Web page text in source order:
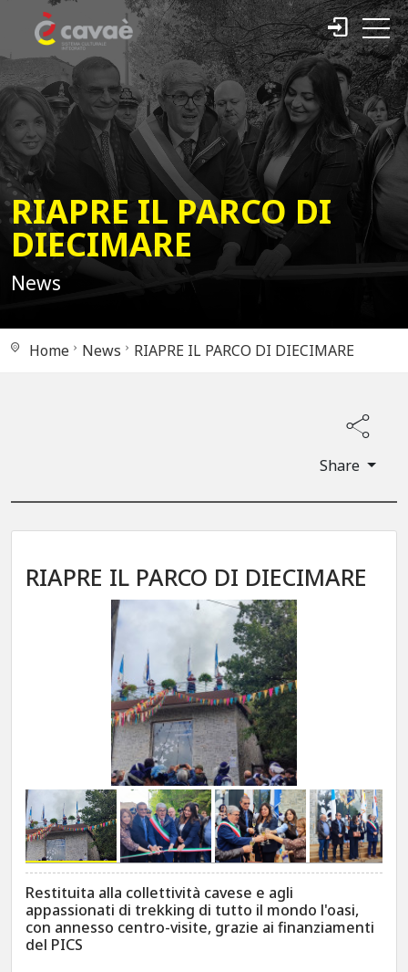
RIAPRE IL PARCO DI
DIECIMARE
News
Home News RIAPRE IL PARCO DI DIECIMARE
Share
RIAPRE IL PARCO DI DIECIMARE
Restituita alla collettività cavese e agli
appassionati di trekking di tutto il mondo l'oasi,
con annesso centro-visite, grazie ai finanziamenti
del PICS